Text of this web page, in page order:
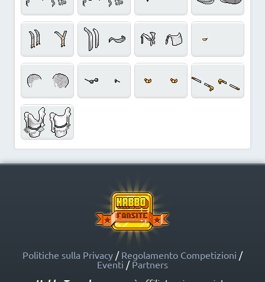
Politiche sulla Privacy / Regolamento Competizioni /
Eventi / Partners